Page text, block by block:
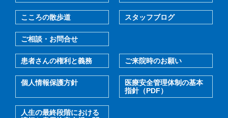
こころの散歩道 スタッフブログ
ご相談・お問合せ
患者さんの権利と義務 ご来院時のお願い
個人情報保護方針
医療安全管理体制の基本
指針（PDF）
人生の最終段階における